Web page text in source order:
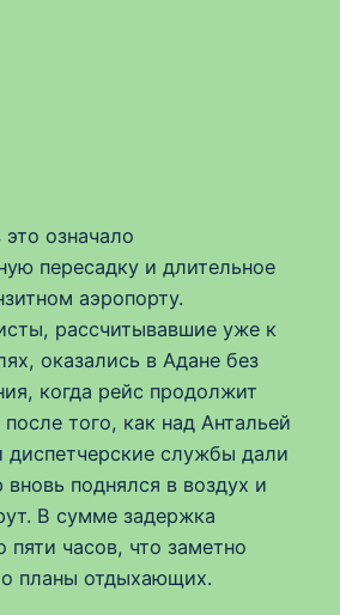
означало
пересадку и длительное
аэропорту.
рассчитывавшие уже к
оказались в Адане без
когда рейс продолжит
того, как над Антальей
диспетчерские службы дали
поднялся в воздух и
В сумме задержка
пяти часов, что заметно
планы отдыхающих.